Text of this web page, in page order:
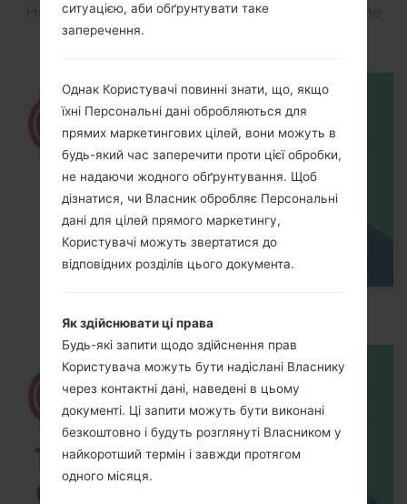
How to Flash Stock Firmware on LG Smartphone
ситуацією, аби обґрунтувати таке
заперечення.
Однак Користувачі повинні знати, що, якщо
їхні Персональні дані обробляються для
прямих маркетингових цілей, вони можуть в
будь-який час заперечити проти цієї обробки,
не надаючи жодного обґрунтування. Щоб
дізнатися, чи Власник обробляє Персональні
дані для цілей прямого маркетингу,
Користувачі можуть звертатися до
відповідних розділів цього документа.
Як здійснювати ці права
Будь-які запити щодо здійснення прав
Користувача можуть бути надіслані Власнику
через контактні дані, наведені в цьому
документі. Ці запити можуть бути виконані
безкоштовно і будуть розглянуті Власником у
найкоротший термін і завжди протягом
одного місяця.